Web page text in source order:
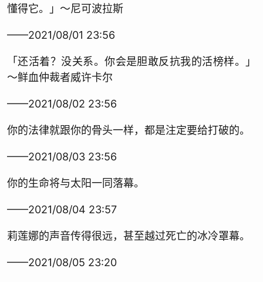
懂得它。」～尼可波拉斯
——2021/08/01 23:56
「还活着？没关系。你会是胆敢反抗我的活榜样。」
～鲜血仲裁者威许卡尔
——2021/08/02 23:56
你的法律就跟你的骨头一样，都是注定要给打破的。
——2021/08/03 23:56
你的生命将与太阳一同落幕。
——2021/08/04 23:57
莉莲娜的声音传得很远，甚至越过死亡的冰冷罩幕。
——2021/08/05 23:20